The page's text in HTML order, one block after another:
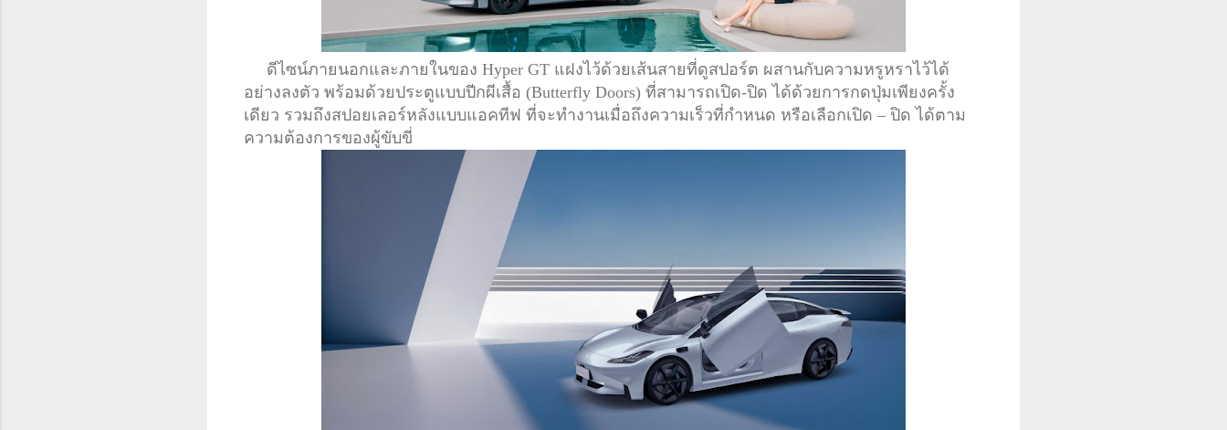
ดีไซน์ภายนอกและภายในของ Hyper GT แฝงไว้ด้วยเส้นสายที่ดูสปอร์ต ผสานกับความหรูหราไว้ได้
อย่างลงตัว พร้อมด้วยประตูแบบปีกผีเสื้อ (Butterfly Doors) ที่สามารถเปิด-ปิด ได้ด้วยการกดปุ่มเพียงครั้ง
เดียว รวมถึงสปอยเลอร์หลังแบบแอคทีฟ ที่จะทำงานเมื่อถึงความเร็วที่กำหนด หรือเลือกเปิด – ปิด ได้ตาม
ความต้องการของผู้ขับขี่